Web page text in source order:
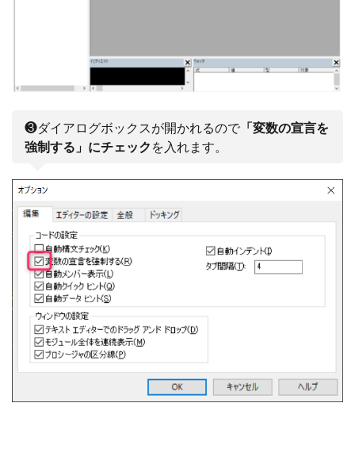
❸ダイアログボックスが開かれるので 「変数の宣言を
強制する」にチェック を入れます。